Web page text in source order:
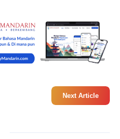
Next Article